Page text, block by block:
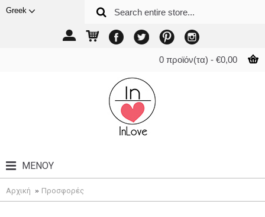
Greek
0 προϊόν(τα) - €0,00
ΜΕΝΟΎ
Αρχική Προσφορές